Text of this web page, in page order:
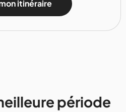
itinéraire
période